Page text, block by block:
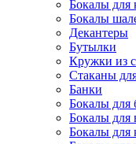
Бокалы для
Бокалы
Декантеры
Бутылки
Кружки из
Стаканы
Банки
Бокалы для
Бокалы для
Бокалы для